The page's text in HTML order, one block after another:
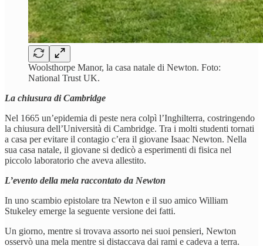
Woolsthorpe Manor, la casa natale di Newton. Foto:
National Trust UK.
La chiusura di Cambridge
Nel 1665 un’epidemia di peste nera colpì l’Inghilterra, costringendo
la chiusura dell’Università di Cambridge. Tra i molti studenti tornati
a casa per evitare il contagio c’era il giovane Isaac Newton. Nella
sua casa natale, il giovane si dedicò a esperimenti di fisica nel
piccolo laboratorio che aveva allestito.
L’evento della mela raccontato da Newton
In uno scambio epistolare tra Newton e il suo amico William
Stukeley emerge la seguente versione dei fatti.
Un giorno, mentre si trovava assorto nei suoi pensieri, Newton
osservò una mela mentre si distaccava dai rami e cadeva a terra.